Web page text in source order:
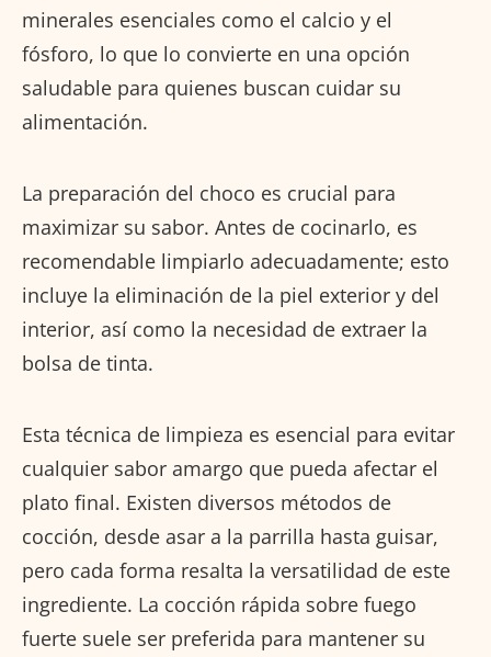
minerales esenciales como el calcio y el
fósforo, lo que lo convierte en una opción
saludable para quienes buscan cuidar su
alimentación.
La preparación del choco es crucial para
maximizar su sabor. Antes de cocinarlo, es
recomendable limpiarlo adecuadamente; esto
incluye la eliminación de la piel exterior y del
interior, así como la necesidad de extraer la
bolsa de tinta.
Esta técnica de limpieza es esencial para evitar
cualquier sabor amargo que pueda afectar el
plato final. Existen diversos métodos de
cocción, desde asar a la parrilla hasta guisar,
pero cada forma resalta la versatilidad de este
ingrediente. La cocción rápida sobre fuego
fuerte suele ser preferida para mantener su